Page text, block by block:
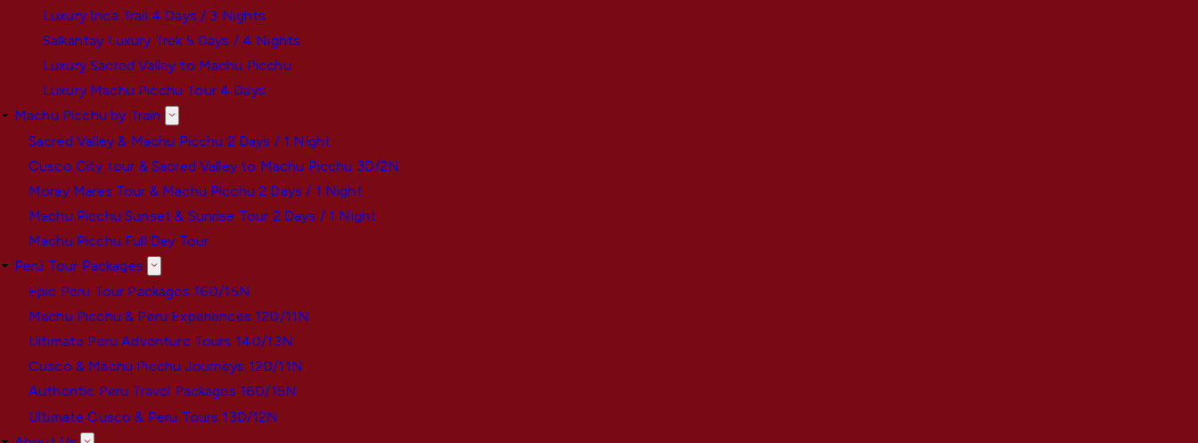
Luxury Inca Trail 4 Days / 3 Nights
Salkantay Luxury Trek 5 Days / 4 Nights
Luxury Sacred Valley to Machu Picchu
Luxury Machu Picchu Tour 4 Days
Machu Picchu by Train
Sacred Valley & Machu Picchu 2 Days / 1 Night
Cusco City tour & Sacred Valley to Machu Picchu 3D/2N
Moray Maras Tour & Machu Picchu 2 Days / 1 Night
Machu Picchu Sunset & Sunrise Tour 2 Days / 1 Night
Machu Picchu Full Day Tour
Perú Tour Packages
Epic Peru Tour Packages 16D/15N
Machu Picchu & Peru Experiences 12D/11N
Ultimate Peru Adventure Tours 14D/13N
Cusco & Machu Picchu Journeys 12D/11N
Authentic Peru Travel Packages 16D/15N
Ultimate Cusco & Peru Tours 13D/12N